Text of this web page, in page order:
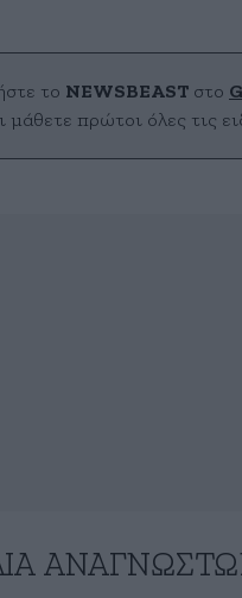
το NEWSBEAST στο
μάθετε πρώτοι όλες τις